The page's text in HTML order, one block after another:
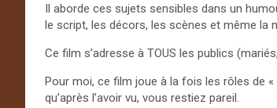
Il aborde ces sujets sensibles dans un
le script, les décors, les scènes et même la
Ce film s’adresse à TOUS les publics
Pour moi, ce film joue à la fois les rôles de «
qu’après l’avoir vu, vous restiez pareil.